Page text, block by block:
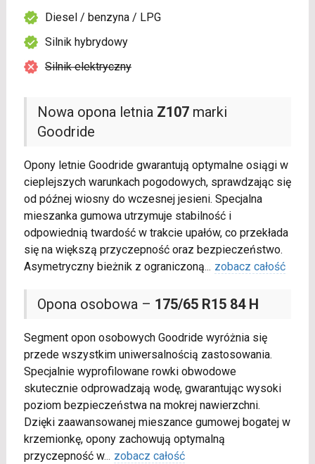
Nowa opona letnia Z107marki
Goodride
Opony letnie Goodride gwarantują optymalne osiągi w
cieplejszych warunkach pogodowych, sprawdzając się
od późnej wiosny do wczesnej jesieni. Specjalna
mieszanka gumowa utrzymuje stabilność i
odpowiednią twardość w trakcie upałów, co przekłada
się na większą przyczepność oraz bezpieczeństwo.
Asymetryczny bieżnik z ograniczoną... zobacz całość
Opona osobowa – 175/65 R15 84 H
Segment opon osobowych Goodride wyróżnia się
przede wszystkim uniwersalnością zastosowania.
Specjalnie wyprofilowane rowki obwodowe
skutecznie odprowadzają wodę, gwarantując wysoki
poziom bezpieczeństwa na mokrej nawierzchni.
Dzięki zaawansowanej mieszance gumowej bogatej w
krzemionkę, opony zachowują optymalną
przyczepność w... zobacz całość
Diesel / benzyna / LPG
Silnik hybrydowy
Silnik elektryczny